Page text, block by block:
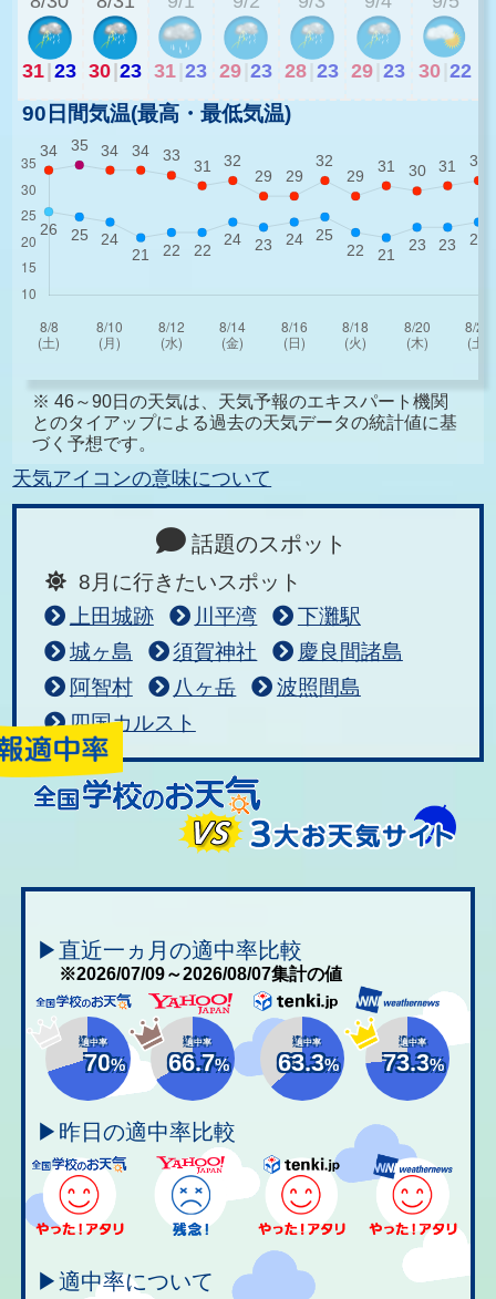
31|23 30|23 31 23 29 23 28 23 29 23 30 22
90日間気温(最高・最低気温)
※ 46～90日の天気は、天気予報のエキスパート機関
とのタイアップによる過去の天気データの統計値に基
づく予想です。
天気アイコンの意味について
話題のスポット
8月に行きたいスポット
上田城跡
川平湾
下灘駅
城ヶ島
須賀神社
慶良間諸島
阿智村
八ヶ岳
波照間島
四国カルスト
▶直近一ヵ月の適中率比較
※2026/07/09～2026/08/07集計の値
適中率
70%
適中率
66.7%
適中率
63.3%
適中率
73.3%
▶昨日の適中率比較
▶適中率について